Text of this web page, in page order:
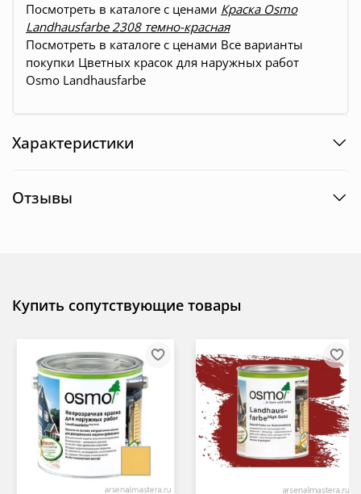
Посмотреть в каталоге с ценами Краска Osmo
Landhausfarbe 2308 темно-красная
Посмотреть в каталоге с ценами Все варианты
покупки Цветных красок для наружных работ
Osmo Landhausfarbe
Характеристики
Отзывы
Купить сопутствующие товары